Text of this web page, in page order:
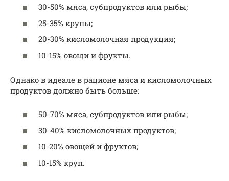
30-50% мяса, субпродуктов или рыбы;
25-35% крупы;
20-30% кисломолочная продукция;
10-15% овощи и фрукты.
Однако в идеале в рационе мяса и кисломолочных
продуктов должно быть больше:
50-70% мяса, субпродуктов или рыбы;
30-40% кисломолочных продуктов;
10-20% овощей и фруктов;
10-15% круп.